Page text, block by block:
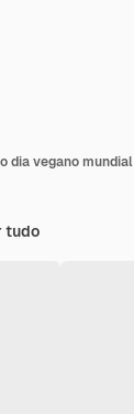
dia vegano mundial
tudo